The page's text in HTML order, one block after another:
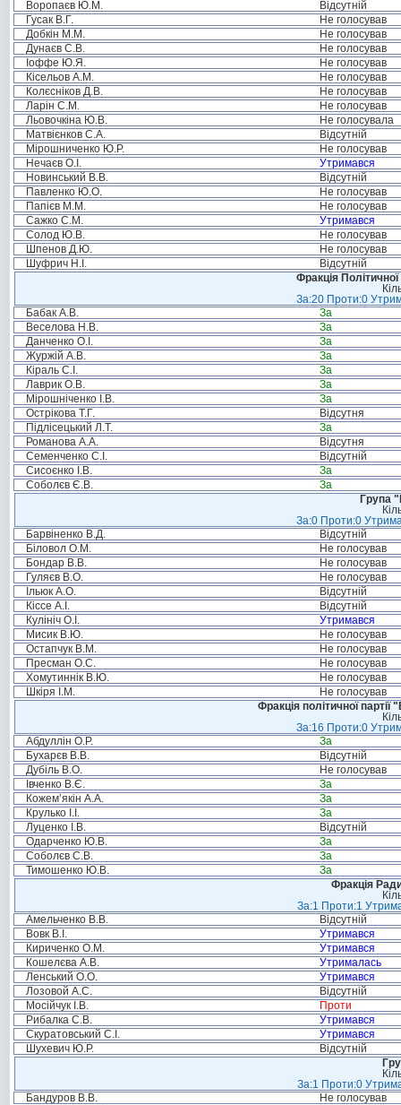
Воропаєв Ю.М.
Відсутній
Гусак В.Г.
Не голосував
Добкін М.М.
Не голосував
Дунаєв С.В.
Не голосував
Іоффе Ю.Я.
Не голосував
Кісельов А.М.
Не голосував
Колєсніков Д.В.
Не голосував
Ларін С.М.
Не голосував
Льовочкіна Ю.В.
Не голосувала
Матвієнков С.А.
Відсутній
Мірошниченко Ю.Р.
Не голосував
Нечаєв О.І.
Утримався
Новинський В.В.
Відсутній
Павленко Ю.О.
Не голосував
Папієв М.М.
Не голосував
Сажко С.М.
Утримався
Солод Ю.В.
Не голосував
Шпенов Д.Ю.
Не голосував
Шуфрич Н.І.
Відсутній
Фракція
За:20 Проти:0
Бабак А.В.
За
Веселова Н.В.
За
Данченко О.І.
За
Журжій А.В.
За
Кіраль С.І.
За
Лаврик О.В.
За
Мірошніченко І.В.
За
Острікова Т.Г.
Відсутня
Підлісецький Л.Т.
За
Романова А.А.
Відсутня
Семенченко С.І.
Відсутній
Сисоєнко І.В.
За
Соболєв Є.В.
За
Група
За:0 Проти:0
Барвіненко В.Д.
Відсутній
Біловол О.М.
Не голосував
Бондар В.В.
Не голосував
Гуляєв В.О.
Не голосував
Ільюк А.О.
Відсутній
Кіссе А.І.
Відсутній
Кулініч О.І.
Утримався
Мисик В.Ю.
Не голосував
Остапчук В.М.
Не голосував
Пресман О.С.
Не голосував
Хомутиннік В.Ю.
Не голосував
Шкіря І.М.
Не голосував
Фракція політичної
За:16 Проти:0
Абдуллін О.Р.
За
Бухарєв В.В.
Відсутній
Дубіль В.О.
Не голосував
Івченко В.Є.
За
Кожем’якін А.А.
За
Крулько І.І.
За
Луценко І.В.
Відсутній
Одарченко Ю.В.
За
Соболєв С.В.
За
Тимошенко Ю.В.
За
Фракція
За:1 Проти:1
Амельченко В.В.
Відсутній
Вовк В.І.
Утримався
Кириченко О.М.
Утримався
Кошелєва А.В.
Утрималась
Ленський О.О.
Утримався
Лозовой А.С.
Відсутній
Мосійчук І.В.
Проти
Рибалка С.В.
Утримався
Скуратовський С.І.
Утримався
Шухевич Ю.Р.
Відсутній
За:1 Проти:0
Бандуров В.В.
Не голосував